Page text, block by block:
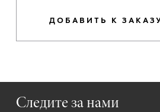
ДОБАВИТЬ К
Следите за нами